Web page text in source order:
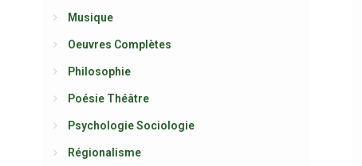
Musique
Oeuvres Complètes
Philosophie
Poésie Théâtre
Psychologie Sociologie
Régionalisme